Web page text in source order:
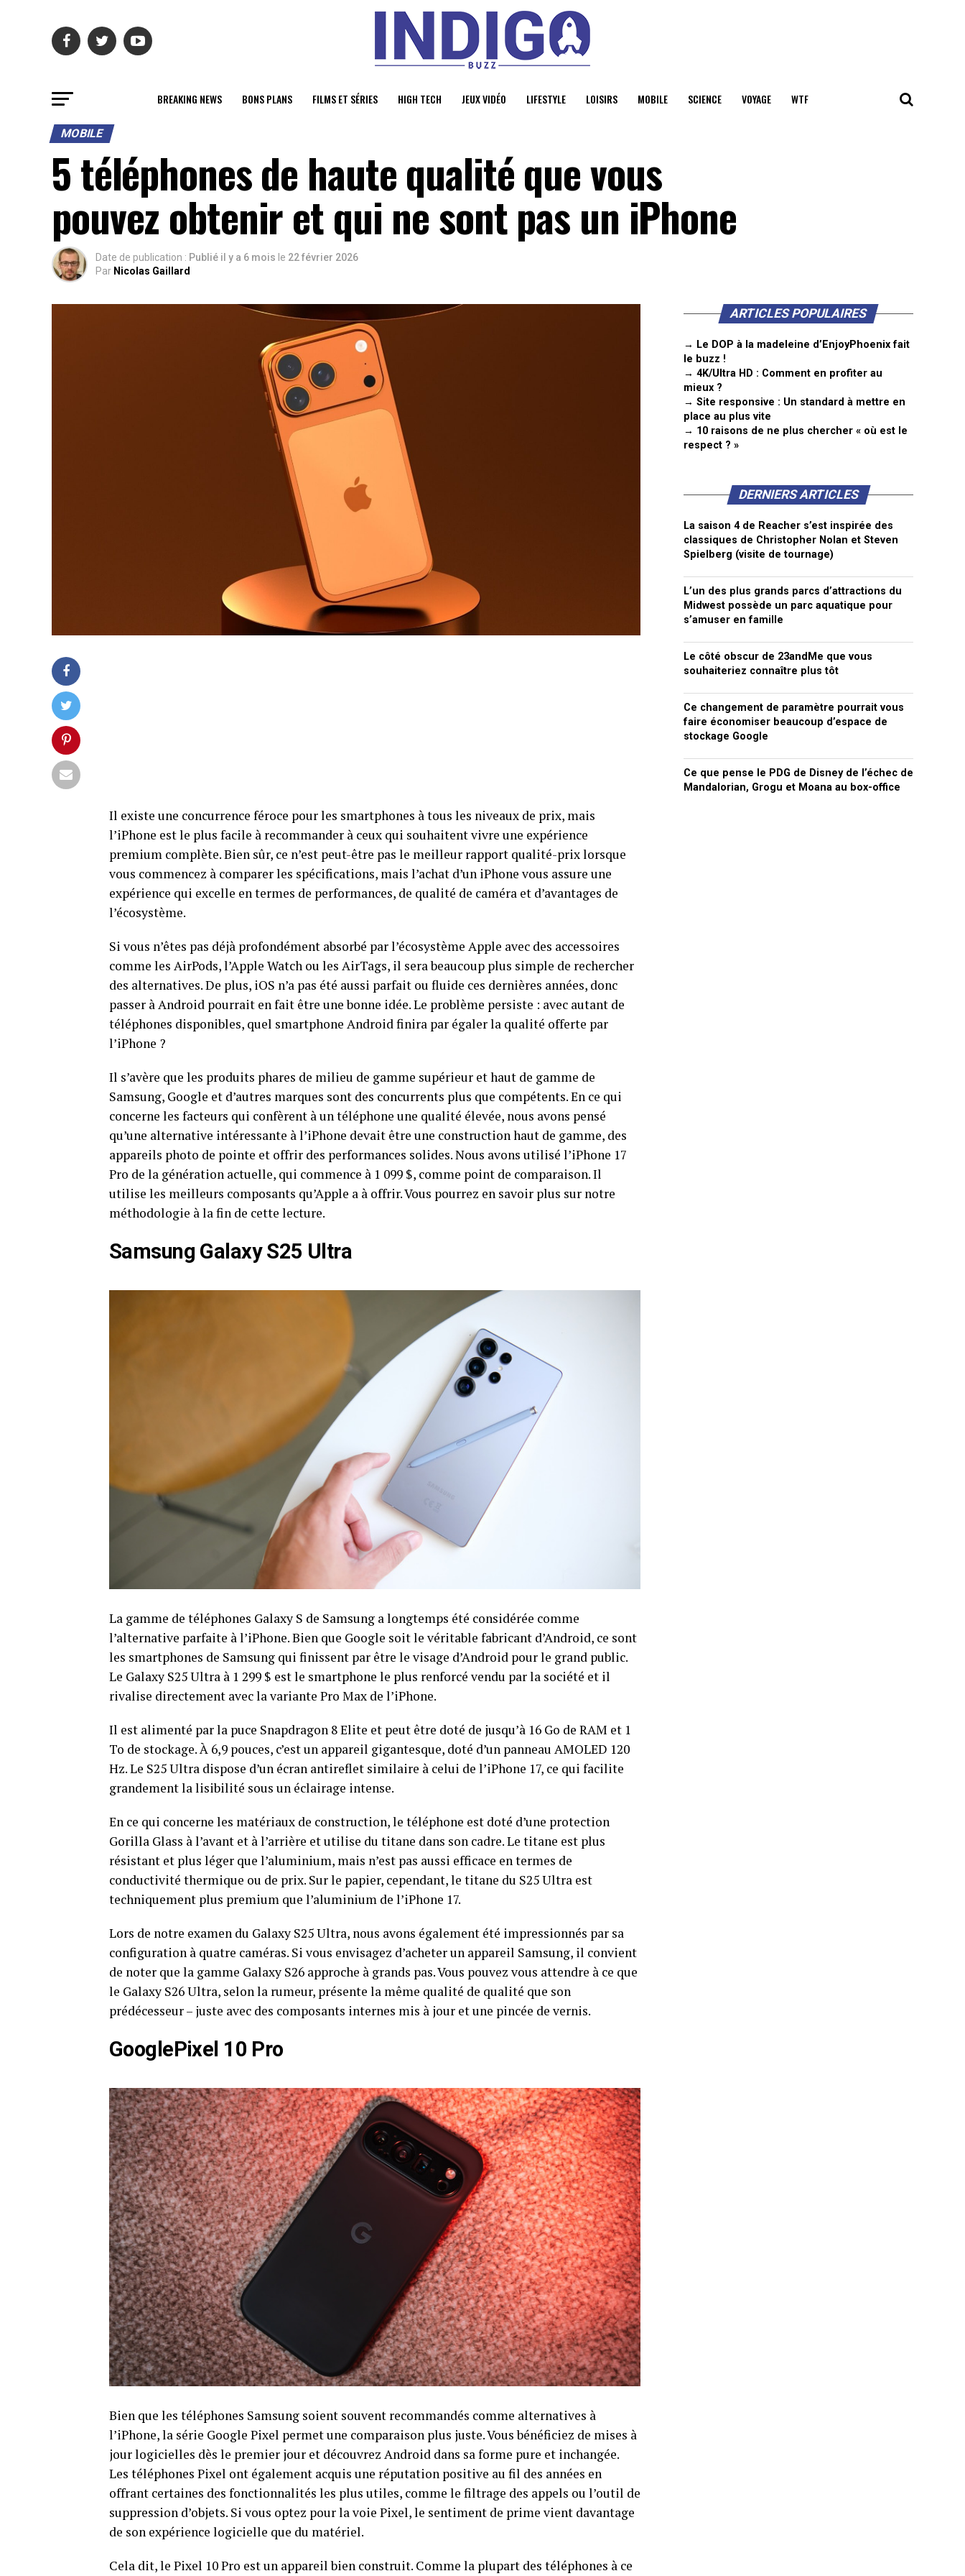
BREAKING NEWS BONS PLANS FILMS ET SÉRIES HIGH TECH JEUX VIDÉO LIFESTYLE LOISIRS MOBILE SCIENCE VOYAGE WTF
MOBILE
5 téléphones de haute qualité que vous
pouvez obtenir et qui ne sont pas un iPhone
Date de publication : Publié il y a 6 mois le 22 février 2026
Par Nicolas Gaillard
Il existe une concurrence féroce pour les smartphones à tous les niveaux de prix, mais
l’iPhone est le plus facile à recommander à ceux qui souhaitent vivre une expérience
premium complète. Bien sûr, ce n’est peut-être pas le meilleur rapport qualité-prix lorsque
vous commencez à comparer les spécifications, mais l’achat d’un iPhone vous assure une
expérience qui excelle en termes de performances, de qualité de caméra et d’avantages de
l’écosystème.
Si vous n’êtes pas déjà profondément absorbé par l’écosystème Apple avec des accessoires
comme les AirPods, l’Apple Watch ou les AirTags, il sera beaucoup plus simple de rechercher
des alternatives. De plus, iOS n’a pas été aussi parfait ou fluide ces dernières années, donc
passer à Android pourrait en fait être une bonne idée. Le problème persiste : avec autant de
téléphones disponibles, quel smartphone Android finira par égaler la qualité offerte par
l’iPhone ?
Il s’avère que les produits phares de milieu de gamme supérieur et haut de gamme de
Samsung, Google et d’autres marques sont des concurrents plus que compétents. En ce qui
concerne les facteurs qui confèrent à un téléphone une qualité élevée, nous avons pensé
qu’une alternative intéressante à l’iPhone devait être une construction haut de gamme, des
appareils photo de pointe et offrir des performances solides. Nous avons utilisé l’iPhone 17
Pro de la génération actuelle, qui commence à 1 099 $, comme point de comparaison. Il
utilise les meilleurs composants qu’Apple a à offrir. Vous pourrez en savoir plus sur notre
méthodologie à la fin de cette lecture.
Samsung Galaxy S25 Ultra
La gamme de téléphones Galaxy S de Samsung a longtemps été considérée comme
l’alternative parfaite à l’iPhone. Bien que Google soit le véritable fabricant d’Android, ce sont
les smartphones de Samsung qui finissent par être le visage d’Android pour le grand public.
Le Galaxy S25 Ultra à 1 299 $ est le smartphone le plus renforcé vendu par la société et il
rivalise directement avec la variante Pro Max de l’iPhone.
Il est alimenté par la puce Snapdragon 8 Elite et peut être doté de jusqu’à 16 Go de RAM et 1
To de stockage. À 6,9 pouces, c’est un appareil gigantesque, doté d’un panneau AMOLED 120
Hz. Le S25 Ultra dispose d’un écran antireflet similaire à celui de l’iPhone 17, ce qui facilite
grandement la lisibilité sous un éclairage intense.
En ce qui concerne les matériaux de construction, le téléphone est doté d’une protection
Gorilla Glass à l’avant et à l’arrière et utilise du titane dans son cadre. Le titane est plus
résistant et plus léger que l’aluminium, mais n’est pas aussi efficace en termes de
conductivité thermique ou de prix. Sur le papier, cependant, le titane du S25 Ultra est
techniquement plus premium que l’aluminium de l’iPhone 17.
Lors de notre examen du Galaxy S25 Ultra, nous avons également été impressionnés par sa
configuration à quatre caméras. Si vous envisagez d’acheter un appareil Samsung, il convient
de noter que la gamme Galaxy S26 approche à grands pas. Vous pouvez vous attendre à ce que
le Galaxy S26 Ultra, selon la rumeur, présente la même qualité de qualité que son
prédécesseur – juste avec des composants internes mis à jour et une pincée de vernis.
GooglePixel 10 Pro
Bien que les téléphones Samsung soient souvent recommandés comme alternatives à
l’iPhone, la série Google Pixel permet une comparaison plus juste. Vous bénéficiez de mises à
jour logicielles dès le premier jour et découvrez Android dans sa forme pure et inchangée.
Les téléphones Pixel ont également acquis une réputation positive au fil des années en
offrant certaines des fonctionnalités les plus utiles, comme le filtrage des appels ou l’outil de
suppression d’objets. Si vous optez pour la voie Pixel, le sentiment de prime vient davantage
de son expérience logicielle que du matériel.
Cela dit, le Pixel 10 Pro est un appareil bien construit. Comme la plupart des téléphones à ce
ARTICLES POPULAIRES
→ Le DOP à la madeleine d’EnjoyPhoenix fait
le buzz !
→ 4K/Ultra HD : Comment en profiter au
mieux ?
→ Site responsive : Un standard à mettre en
place au plus vite
→ 10 raisons de ne plus chercher « où est le
respect ? »
DERNIERS ARTICLES
La saison 4 de Reacher s’est inspirée des
classiques de Christopher Nolan et Steven
Spielberg (visite de tournage)
L’un des plus grands parcs d’attractions du
Midwest possède un parc aquatique pour
s’amuser en famille
Le côté obscur de 23andMe que vous
souhaiteriez connaître plus tôt
Ce changement de paramètre pourrait vous
faire économiser beaucoup d’espace de
stockage Google
Ce que pense le PDG de Disney de l’échec de
Mandalorian, Grogu et Moana au box-office